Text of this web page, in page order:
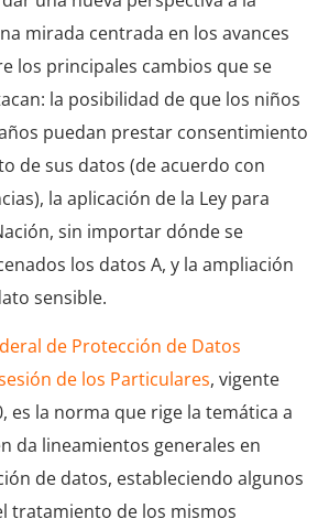
mirada centrada en los avances
los principales cambios que se
la posibilidad de que los niños
puedan prestar consentimiento
de sus datos (de acuerdo con
la aplicación de la Ley para
sin importar dónde se
los datos A, y la ampliación
sensible.
de Protección de Datos
de los Particulares, vigente
es la norma que rige la temática a
da lineamientos generales en
de datos, estableciendo algunos
tratamiento de los mismos